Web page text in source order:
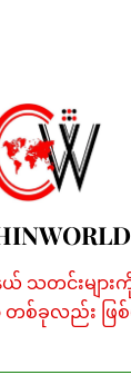
ယ် သတင်းမျာ
တစ်ခုလည်း ဖြ